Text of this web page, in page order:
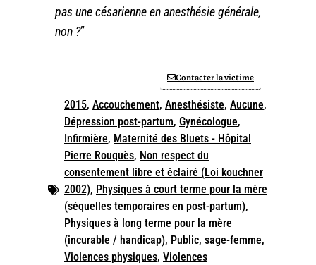
pas une césarienne en anesthésie générale,
non ?”
Contacter la victime
2015, Accouchement, Anesthésiste, Aucune,
Dépression post-partum, Gynécologue,
Infirmière, Maternité des Bluets - Hôpital
Pierre Rouquès, Non respect du
consentement libre et éclairé (Loi kouchner
2002), Physiques à court terme pour la mère
(séquelles temporaires en post-partum),
Physiques à long terme pour la mère
(incurable / handicap), Public, sage-femme,
Violences physiques, Violences